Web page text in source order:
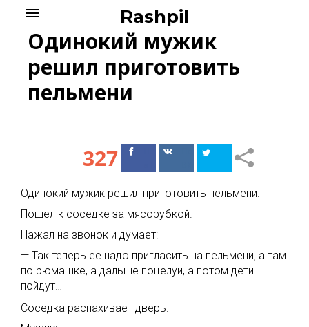
content
Rashpil
menu
Одинокий мужик
решил приготовить
пельмени
327
ПоделитьсяПоделиться
Одинокий мужик решил приготовить пельмени.
Пошел к соседке за мясорубкой.
Нажал на звонок и думает:
— Так теперь ее надо пригласить на пельмени, а там
по рюмашке, а дальше поцелуи, а потом дети
пойдут…
Соседка распахивает дверь.